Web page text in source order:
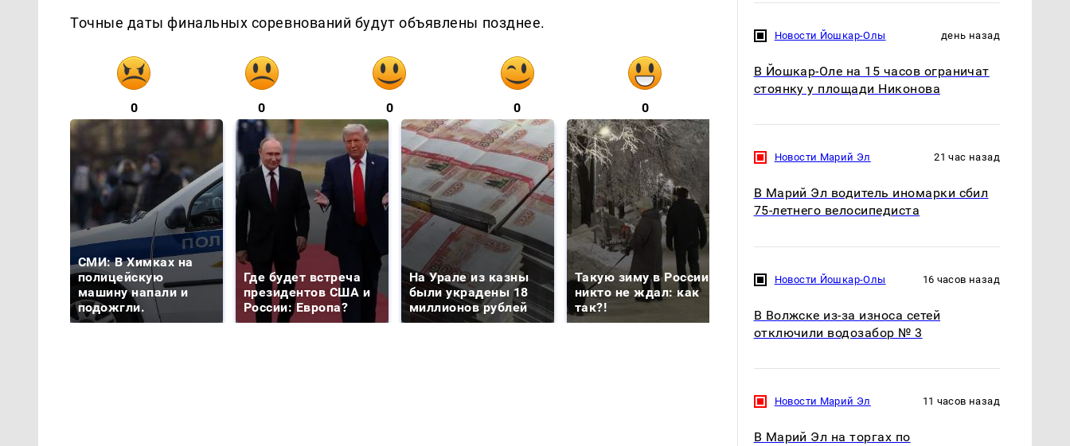
Точные даты финальных соревнований будут объявлены позднее.
0 0 0 0 0
СМИ: В Химках на
полицейскую
машину напали и
подожгли.
Где будет встреча
президентов США и
России: Европа?
На Урале из казны
были украдены 18
миллионов рублей
Такую зиму в России
никто не ждал: как
так?!
Как выглядит место
Кавказе: смотреть
Не ешьте эту
магазина: список
Новости Йошкар-Олы день назад
В Йошкар-Оле на 15 часов ограничат
стоянку у площади Никонова
Новости Марий Эл 21 час назад
В Марий Эл водитель иномарки сбил
75-летнего велосипедиста
Новости Йошкар-Олы 16 часов назад
В Волжске из-за износа сетей
отключили водозабор № 3
Новости Марий Эл 11 часов назад
В Марий Эл на торгах по